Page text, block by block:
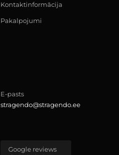
Kontaktinformācija
Pakalpojumi
E-pasts
stragendo@stragendo.ee
Google reviews